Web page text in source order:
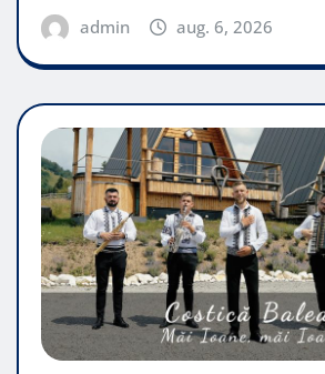
admin aug. 6, 2026